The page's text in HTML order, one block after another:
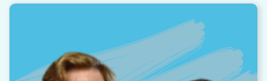
“
Organ donation is a critical need for our